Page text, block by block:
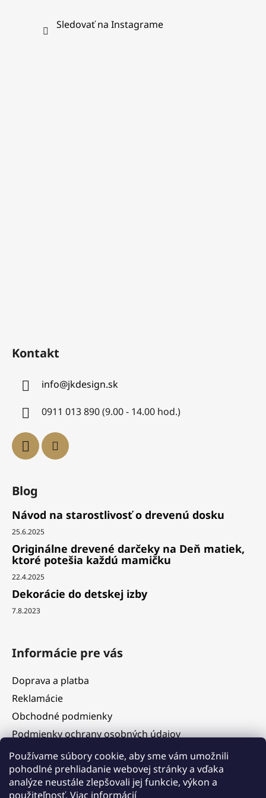
Používame súbory cookie, aby sme vám umožnili
pohodlné prehliadanie webovej stránky a vďaka
analýze neustále zlepšovali jej funkcie, výkon a
použiteľnosť. Viac informácií
Sledovať na Instagrame
Kontakt
info@jkdesign.sk
0911 013 890 (9.00 - 14.00 hod.)
Blog
Návod na starostlivosť o drevenú dosku
25.6.2025
Originálne drevené darčeky na Deň matiek,
ktoré potešia každú mamičku
22.4.2025
Dekorácie do detskej izby
7.8.2023
Informácie pre vás
Doprava a platba
Reklamácie
Obchodné podmienky
Podmienky ochrany osobných údajov
Služby
Hodnotenie obchodu
Blog